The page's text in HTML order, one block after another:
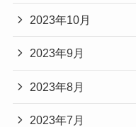
2023年10月
2023年9月
2023年8月
2023年7月